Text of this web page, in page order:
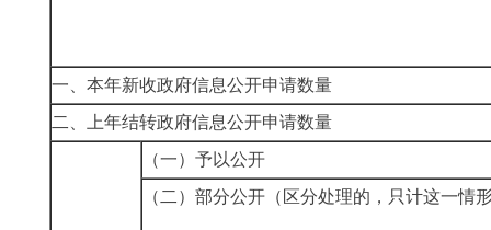
一、本年新收政府信息公开申请数量
二、上年结转政府信息公开申请数量
（一）予以公开
（二）部分公开（区分处理的，只计这一情